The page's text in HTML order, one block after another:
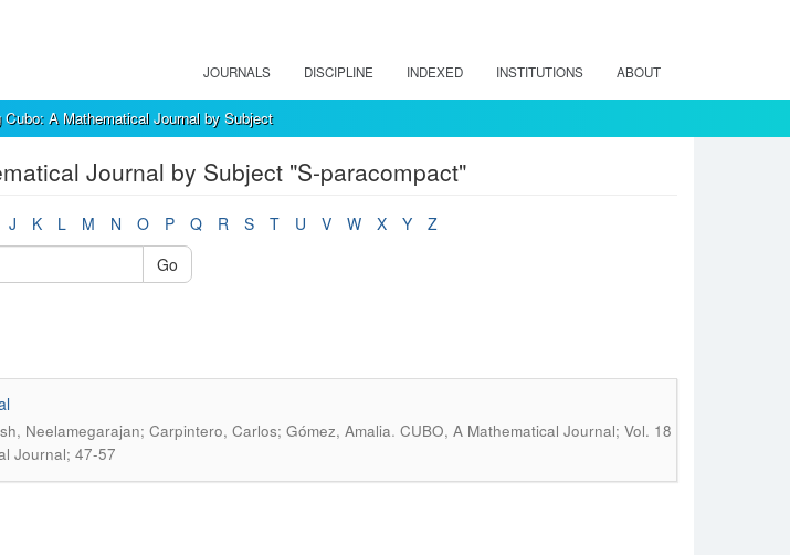
JOURNALS DISCIPLINE INDEXED INSTITUTIONS ABOUT
Cubo: A Mathematical Journal by Subject
Journal by Subject "S-paracompact"
J K L M N O P Q R S T U V W X Y
Z
Go
Neelamegarajan; Carpintero, Carlos; Gómez, Amalia. CUBO, A Mathematical Journal; Vol. 18
Journal; 47-57